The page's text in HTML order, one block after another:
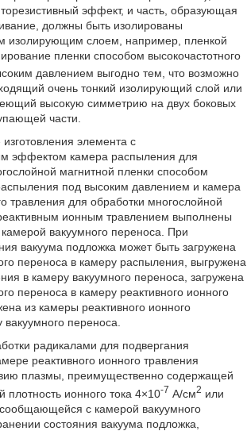
эффект, и часть, образующая
должны быть изолированы
изолирующим слоем, например, пленкой
пленки способом высокочастотного
давлением выгодно тем, что возможно
очень тонкий изолирующий слой или
высокую симметрию на двух боковых
части.
элемента с
эффектом камера распыления для
магнитной пленки способом
под высоким давлением и камера
травления для обработки многослойной
ионным травлением выполнены
вакуумного переноса. При
вакуума подложка может быть загружена
переноса в камеру распыления, выгружена
в камеру вакуумного переноса, загружена
переноса в камеру реактивного ионного
из камеры реактивного ионного
переноса.
радикалами для подвергания
реактивного ионного травления
плазмы, преимущественно содержащей
ионного тока 4×10-7 А/см2 или
с камерой вакуумного
состояния вакуума подложка,